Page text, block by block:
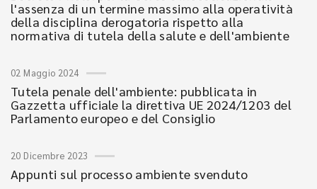
l'assenza di un termine massimo alla operatività
della disciplina derogatoria rispetto alla
normativa di tutela della salute e dell'ambiente
02 Maggio 2024
Tutela penale dell'ambiente: pubblicata in
Gazzetta ufficiale la direttiva UE 2024/1203 del
Parlamento europeo e del Consiglio
20 Dicembre 2023
Appunti sul processo ambiente svenduto